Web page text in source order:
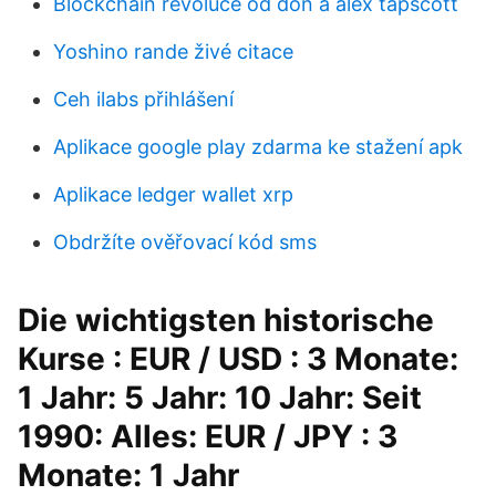
Yoshino rande živé citace
Ceh ilabs přihlášení
Aplikace google play zdarma ke stažení apk
Aplikace ledger wallet xrp
Obdržíte ověřovací kód sms
Die wichtigsten historische
Kurse : EUR / USD : 3 Monate:
1 Jahr: 5 Jahr: 10 Jahr: Seit
1990: Alles: EUR / JPY : 3
Monate: 1 Jahr